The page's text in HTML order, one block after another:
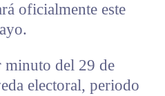
oficialmente este
del 29 de
electoral, periodo